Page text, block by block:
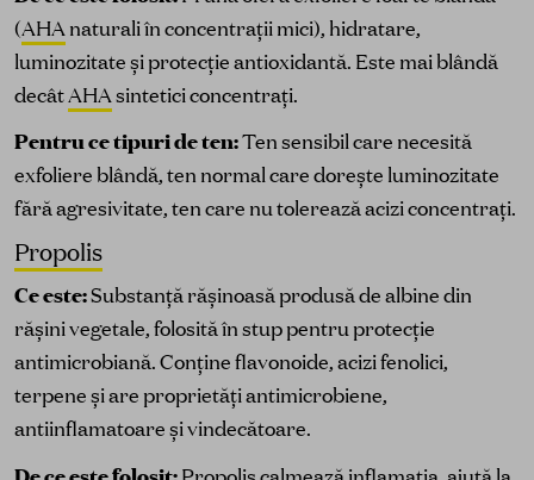
(AHA naturali în concentrații mici), hidratare,
luminozitate și protecție antioxidantă. Este mai blândă
decâtAHAsintetici concentrați.
Pentru ce tipuri de ten:Ten sensibil care necesită
exfoliere blândă, ten normal care dorește luminozitate
fără agresivitate, ten care nu tolerează acizi concentrați.
Propolis
Ce este:Substanță rășinoasă produsă de albine din
rășini vegetale, folosită în stup pentru protecție
antimicrobiană. Conține flavonoide, acizi fenolici,
terpene și are proprietăți antimicrobiene,
antiinflamatoare și vindecătoare.